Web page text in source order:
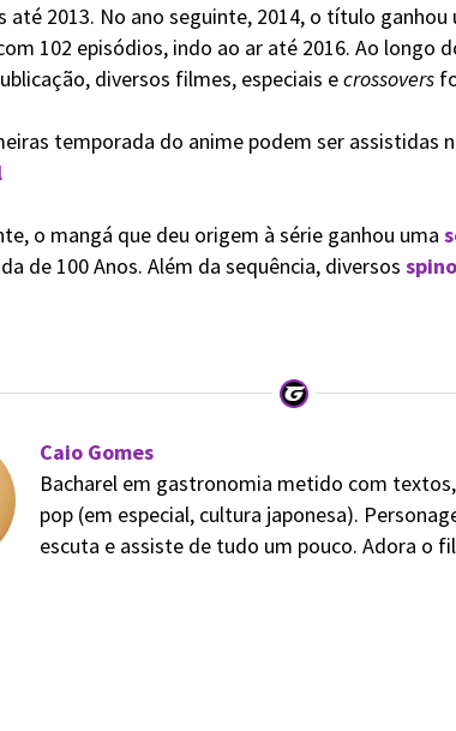
2013. No ano seguinte, 2014, o título
102 episódios, indo ao ar até 2016. Ao longo
diversos filmes, especiais ecrossovers
temporada do anime podem ser assistidas
o mangá que deu origem à série ganhou uma
de 100 Anos. Além da sequência, diversos
Caio Gomes
Bacharel em gastronomia metido com
pop (em especial, cultura japonesa).
escuta e assiste de tudo um pouco. Adora o